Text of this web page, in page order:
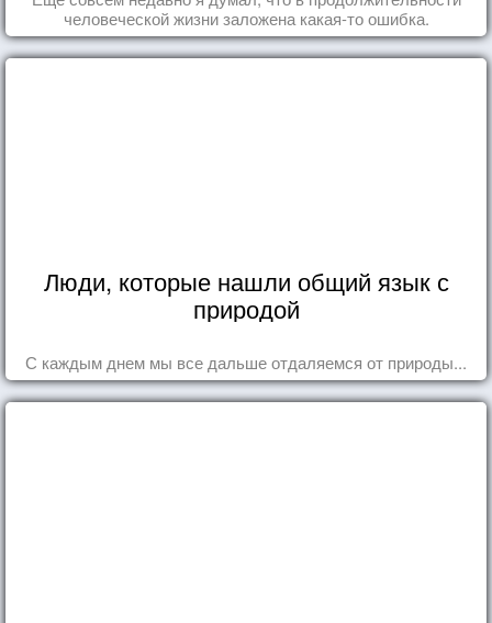
человеческой жизни заложена какая-то ошибка.
Люди, которые нашли общий язык с
природой
С каждым днем мы все дальше отдаляемся от природы...